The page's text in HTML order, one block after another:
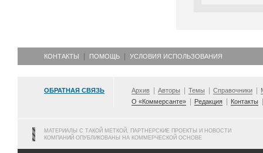
КОНТАКТЫ ПОМОЩЬ УСЛОВИЯ ИСПОЛЬЗОВАНИЯ
ОБРАТНАЯ СВЯЗЬ Архив Авторы Темы Справочники
О «Коммерсанте»
Редакция Контакты
МАТЕРИАЛЫ С ТАКОЙ МЕТКОЙ, ПАРТНЕРСКИЕ ПРОЕКТЫ И НОВОСТИ
КОМПАНИЙ ОПУБЛИКОВАНЫ НА КОММЕРЧЕСКОЙ ОСНОВЕ